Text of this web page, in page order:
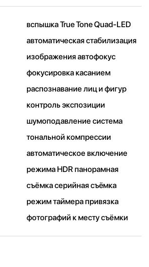
вспышка True Tone Quad-LED
автоматическая стабилизация
изображения автофокус
фокусировка касанием
распознавание лиц и фигур
контроль экспозиции
шумоподавление система
тональной компрессии
автоматическое включение
режима HDR панорамная
съёмка серийная съëмка
режим таймера привязка
фотографий к месту съёмки